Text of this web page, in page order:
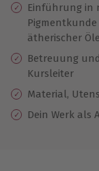
Einführung in
ätherischer Öle
Betreuung
Kursleiter
Material,
Dein Werk als